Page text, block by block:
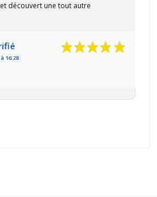
découvert une tout autre
16:28